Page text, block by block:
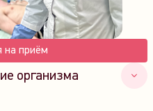
на приём
организма